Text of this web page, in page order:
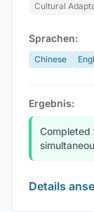
Cultural
Sprachen:
Chinese
Ergebnis:
Completed
Details